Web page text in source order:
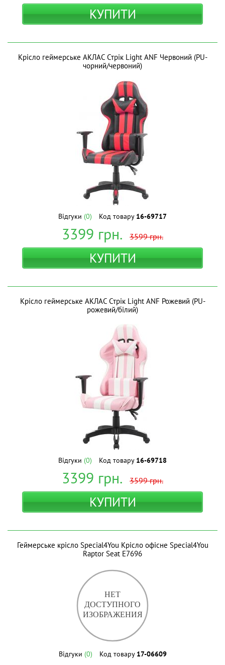
КУПИТИ
Крісло геймерське АКЛАС Стрік Light ANF Червоний (PU-
чорний/червоний)
Відгуки (0) Код товару 16-69717
3399 грн. 3599грн.
КУПИТИ
Крісло геймерське АКЛАС Стрік Light ANF Рожевий (PU-
рожевий/білий)
Відгуки (0) Код товару 16-69718
3399 грн. 3599грн.
КУПИТИ
Геймерське крісло Special4You Крісло офісне Special4You
Raptor Seat E7696
Відгуки (0) Код товару 17-06609